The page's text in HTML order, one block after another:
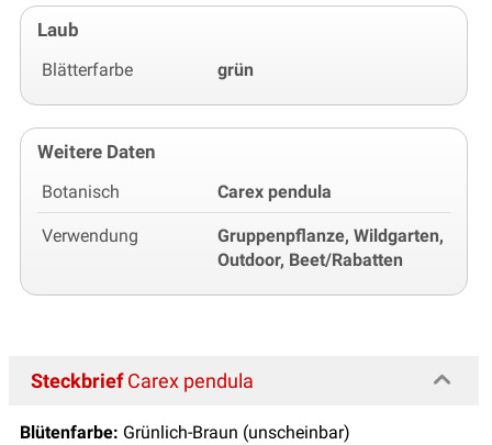
Laub
Blätterfarbe grün
Weitere Daten
Botanisch Carex pendula
Verwendung
Gruppenpflanze, Wildgarten,
Outdoor, Beet/Rabatten
SteckbriefCarex pendula
Blütenfarbe: Grünlich-Braun (unscheinbar)